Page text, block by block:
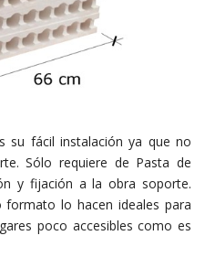
su fácil instalación ya que no
Sólo requiere de Pasta de
y fijación a la obra soporte.
formato lo hacen ideales para
poco accesibles como es